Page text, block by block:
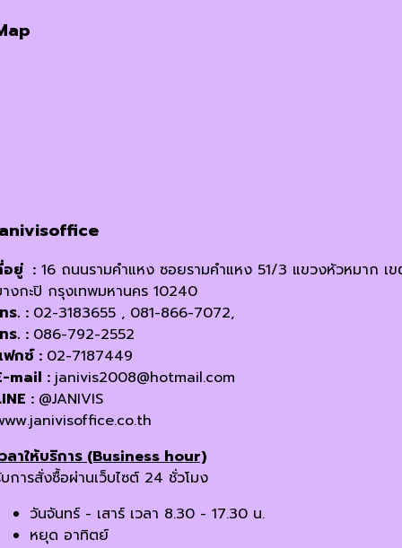
อยู่ : 16 ถนนรามคำแหง ซอยรามคำแหง 51/3 แขวงหัวหมาก เ
งกะปิ กรุงเทพมหานคร 10240
ร. : 02-3183655 , 081-866-7072,
ร. : 086-792-2552
กซ์ : 02-7187449
mail : janivis2008@hotmail.com
: @JANIVIS
ลาให้บริการ (Business hour)
การสั่งซื้อผ่านเว็บไซต์ 24 ชั่วโมง
วันจันทร์ - เสาร์ เวลา 8.30 - 17.30 น.
หยุด อาทิตย์